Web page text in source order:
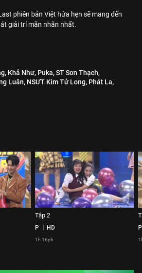
phiên bản Việt hứa hẹn sẽ mang đến
giải trí mãn nhãn nhất.
Khả Như, Puka,ST Sơn Thạch,
Luân, NSƯT Kim Tử Long, Phát La,
Tập 2
P HD
1h 16ph
P